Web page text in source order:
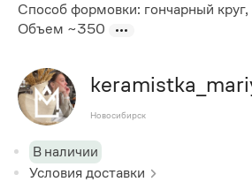
Способ формовки: гончарный круг,
Объем ~350
Новосибирск
В наличии
Условия доставки